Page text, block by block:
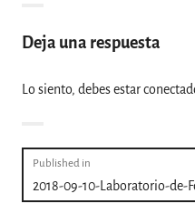
Deja una respuesta
Lo siento, debes estar
Navegación
de
Published in
2018-09-10-Laboratorio-de-